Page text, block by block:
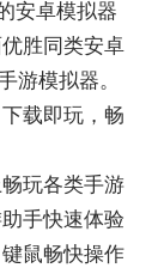
安卓模拟器
胜同类安卓
游模拟器。
载即玩，畅
玩各类手游
手快速体验
鼠畅快操作